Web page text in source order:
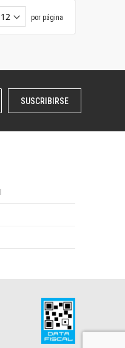
por página
SUSCRIBIRSE